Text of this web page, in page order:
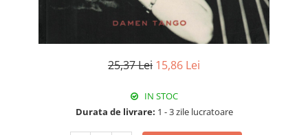
25,37 Lei 15,86 Lei
IN STOC
Durata de livrare: 1 - 3 zile lucratoare